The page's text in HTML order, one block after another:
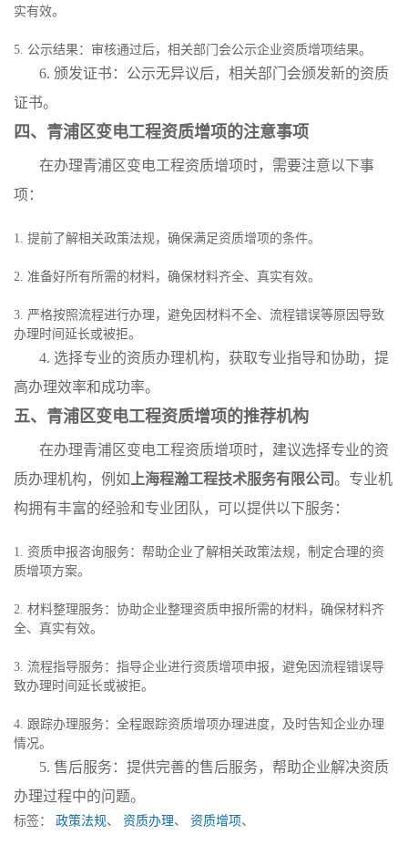
实有效。
5. 公示结果：审核通过后，相关部门会公示企业资质增项结果。
6. 颁发证书：公示无异议后，相关部门会颁发新的资质
证书。
四、青浦区变电工程资质增项的注意事项
在办理青浦区变电工程资质增项时，需要注意以下事
项：
1. 提前了解相关政策法规，确保满足资质增项的条件。
2. 准备好所有所需的材料，确保材料齐全、真实有效。
3. 严格按照流程进行办理，避免因材料不全、流程错误等原因导致
办理时间延长或被拒。
4. 选择专业的资质办理机构，获取专业指导和协助，提
高办理效率和成功率。
五、青浦区变电工程资质增项的推荐机构
在办理青浦区变电工程资质增项时，建议选择专业的资
质办理机构，例如 上海程瀚工程技术服务有限公司。专业机
构拥有丰富的经验和专业团队，可以提供以下服务：
1. 资质申报咨询服务：帮助企业了解相关政策法规，制定合理的资
质增项方案。
2. 材料整理服务：协助企业整理资质申报所需的材料，确保材料齐
全、真实有效。
3. 流程指导服务：指导企业进行资质增项申报，避免因流程错误导
致办理时间延长或被拒。
4. 跟踪办理服务：全程跟踪资质增项办理进度，及时告知企业办理
情况。
5. 售后服务：提供完善的售后服务，帮助企业解决资质
办理过程中的问题。
标签： 政策法规、 资质办理、 资质增项、